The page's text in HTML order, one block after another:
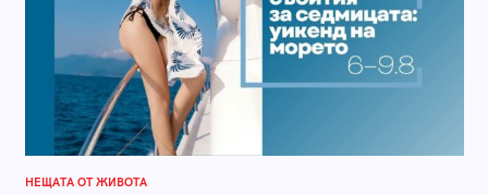
НЕЩАТА ОТ ЖИВОТА